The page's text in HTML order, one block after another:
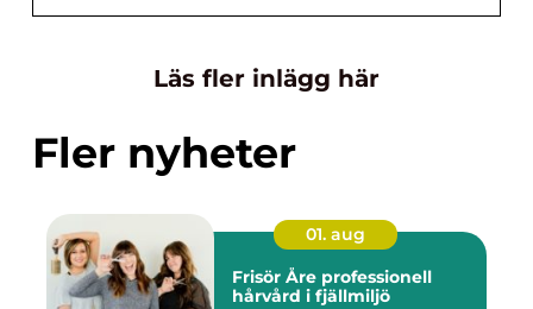
Läs fler inlägg här
Fler nyheter
01. aug
Frisör Åre professionell
hårvård i fjällmiljö